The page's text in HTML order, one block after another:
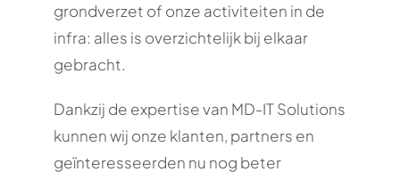
grondverzet of onze activiteiten in de
infra: alles is overzichtelijk bij elkaar
gebracht.
Dankzij de expertise van MD-IT Solutions
kunnen wij onze klanten, partners en
geïnteresseerden nu nog beter